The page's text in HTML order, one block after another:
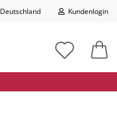
Deutschland Kundenlogin